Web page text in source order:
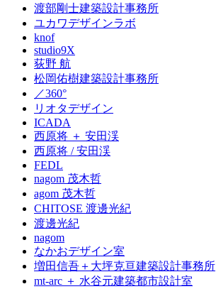
渡部剛士建築設計事務所
ユカワデザインラボ
knof
studio9X
荻野 航
松岡佑樹建築設計事務所
／360°
リオタデザイン
ICADA
西原将 ＋ 安田渓
西原将 / 安田渓
FEDL
nagom 茂木哲
agom 茂木哲
CHITOSE 渡邊光紀
渡邊光紀
nagom
なかおデザイン室
増田信吾＋大坪克亘建築設計事務所
mt-arc ＋ 水谷元建築都市設計室